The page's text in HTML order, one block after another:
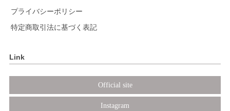
プライバシーポリシー
特定商取引法に基づく表記
Link
Official site
Instagram